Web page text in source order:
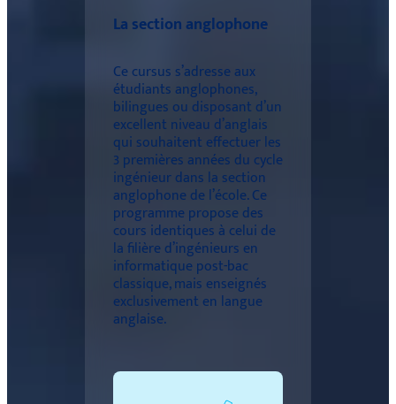
La section anglophone
Ce cursus s’adresse aux
étudiants anglophones,
bilingues ou disposant d’un
excellent niveau d’anglais
qui souhaitent effectuer les
3 premières années du cycle
ingénieur dans la section
anglophone de l’école. Ce
programme propose des
cours identiques à celui de
la filière d’ingénieurs en
informatique post-bac
classique, mais enseignés
exclusivement en langue
anglaise.